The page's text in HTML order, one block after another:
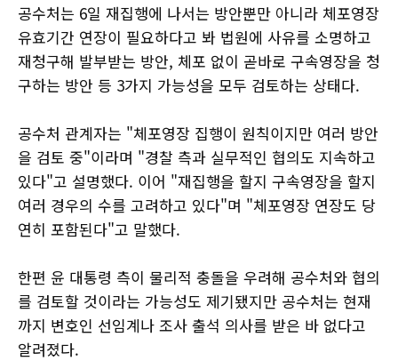
공수처는 6일 재집행에 나서는 방안뿐만 아니라 체포영장
유효기간 연장이 필요하다고 봐 법원에 사유를 소명하고
재청구해 발부받는 방안, 체포 없이 곧바로 구속영장을 청
구하는 방안 등 3가지 가능성을 모두 검토하는 상태다.
공수처 관계자는 "체포영장 집행이 원칙이지만 여러 방안
을 검토 중"이라며 "경찰 측과 실무적인 협의도 지속하고
있다"고 설명했다. 이어 "재집행을 할지 구속영장을 할지
여러 경우의 수를 고려하고 있다"며 "체포영장 연장도 당
연히 포함된다"고 말했다.
한편 윤 대통령 측이 물리적 충돌을 우려해 공수처와 협의
를 검토할 것이라는 가능성도 제기됐지만 공수처는 현재
까지 변호인 선임계나 조사 출석 의사를 받은 바 없다고
알려졌다.